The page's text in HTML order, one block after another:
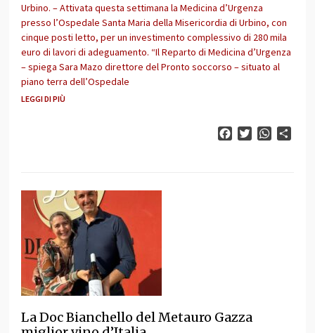
Urbino. – Attivata questa settimana la Medicina d’Urgenza
presso l’Ospedale Santa Maria della Misericordia di Urbino, con
cinque posti letto, per un investimento complessivo di 280 mila
euro di lavori di adeguamento. “Il Reparto di Medicina d’Urgenza
– spiega Sara Mazo direttore del Pronto soccorso – situato al
piano terra dell’Ospedale
LEGGI DI PIÙ
FacebookTwitter
La Doc Bianchello del Metauro Gazza